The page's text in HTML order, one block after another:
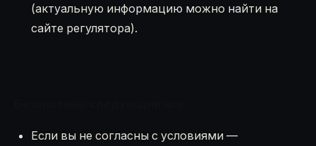
(актуальную информацию можно найти на
сайте регулятора).
Если вы не согласны с условиями —